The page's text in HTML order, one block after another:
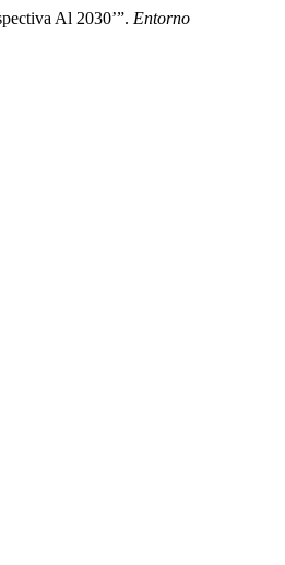
Al 2030’”. Entorno